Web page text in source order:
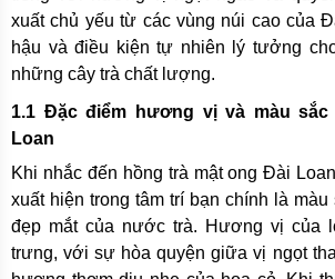
xuất chủ yếu từ các vùng núi cao của
hậu và điều kiện tự nhiên lý tưởng
những cây trà chất lượng.
1.1 Đặc điểm hương vị và màu
Loan
Khi nhắc đến hồng trà mật ong Đài
xuất hiện trong tâm trí bạn chính là màu
đẹp mắt của nước trà. Hương vị của
trưng, với sự hòa quyện giữa vị ngọt